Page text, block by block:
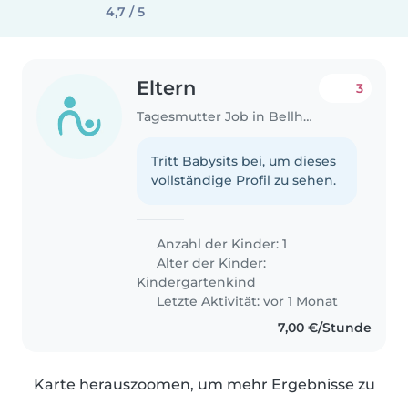
4,7 / 5
Eltern
Tagesmutter Job in Bellheim
3
Tritt Babysits bei, um dieses
vollständige Profil zu sehen.
Anzahl der Kinder: 1
Alter der Kinder:
Kindergartenkind
Letzte Aktivität: vor 1 Monat
7,00 €/Stunde
Karte herauszoomen, um mehr Ergebnisse zu